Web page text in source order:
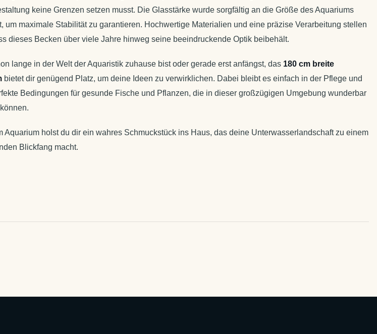
keine Grenzen setzen musst. Die Glasstärke wurde sorgfältig an die Größe des Aquariums
um maximale Stabilität zu garantieren. Hochwertige Materialien und eine präzise Verarbeitung stellen
dieses Becken über viele Jahre hinweg seine beeindruckende Optik beibehält.
lange in der Welt der Aquaristik zuhause bist oder gerade erst anfängst, das 180 cm breite
bietet dir genügend Platz, um deine Ideen zu verwirklichen. Dabei bleibt es einfach in der Pflege und
Bedingungen für gesunde Fische und Pflanzen, die in dieser großzügigen Umgebung wunderbar
Aquarium holst du dir ein wahres Schmuckstück ins Haus, das deine Unterwasserlandschaft zu einem
Blickfang macht.